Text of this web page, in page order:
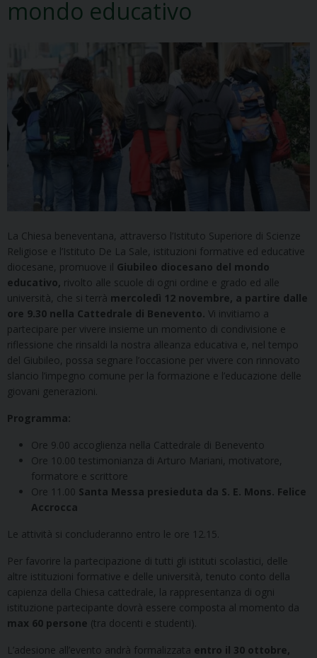
mondo educativo
La Chiesa beneventana, attraverso l’Istituto Superiore di Scienze
Religiose e l’Istituto De La Sale, istituzioni formative ed educative
diocesane, promuove il Giubileo diocesano del mondo
educativo, rivolto alle scuole di ogni ordine e grado ed alle
università, che si terrà mercoledì 12 novembre, a partire dalle
ore 9.30 nella Cattedrale di Benevento. Vi invitiamo a
partecipare per vivere insieme un momento di condivisione e
riflessione che rinsaldi la nostra alleanza educativa e, nel tempo
del Giubileo, possa segnare l’occasione per vivere con rinnovato
slancio l’impegno comune per la formazione e l’educazione delle
giovani generazioni.
Programma:
Ore 9.00 accoglienza nella Cattedrale di Benevento
Ore 10.00 testimonianza di Arturo Mariani, motivatore,
formatore e scrittore
Ore 11.00 Santa Messa presieduta da S. E. Mons. Felice
Accrocca
Le attività si concluderanno entro le ore 12.15.
Per favorire la partecipazione di tutti gli istituti scolastici, delle
altre istituzioni formative e delle università, tenuto conto della
capienza della Chiesa cattedrale, la rappresentanza di ogni
istituzione partecipante dovrà essere composta al momento da
max 60 persone (tra docenti e studenti).
L’adesione all’evento andrà formalizzata entro il 30 ottobre,